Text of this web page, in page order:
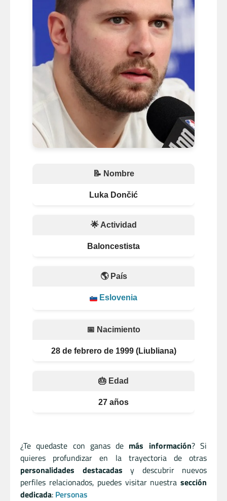
📝 Nombre
Luka Dončić
🌟 Actividad
Baloncestista
🌎 País
Eslovenia
📅 Nacimiento
28 de febrero de 1999 (Liubliana)
🎂 Edad
27 años
¿Te quedaste con ganas de más información? Si
quieres profundizar en la trayectoria de otras
personalidades destacadas y descubrir nuevos
perfiles relacionados, puedes visitar nuestra sección
dedicada: Personas